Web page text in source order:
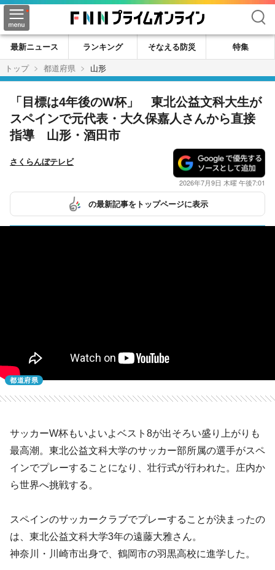
検索
最新ニュース ランキング そなえる防災
特集
トップ
都道府県 山形
「目標は4年後のW杯」 東北公益文科大生が
スペインで元代表・大久保嘉人さんから直接
指導 山形・酒田市
さくらんぼテレビ
2026年7月9日 木曜 午後7:01
の最新記事をトップページに表示
都道府県
サッカーW杯もいよいよベスト8が出そろい盛り上がりも
最高潮。東北公益文科大学のサッカー部所属の選手がスペ
インでプレーすることになり、壮行式が行われた。庄内か
ら世界へ挑戦する。
スペインのサッカークラブでプレーすることが決まったの
は、東北公益文科大学3年の遠藤大雅さん。
神奈川・川崎市出身で、鶴岡市の羽黒高校に進学した。